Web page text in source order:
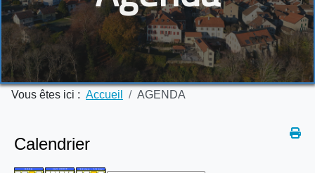
Vous êtes ici : Accueil AGENDA
Calendrier